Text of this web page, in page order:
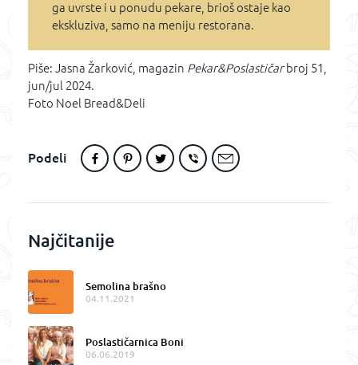
ga uvrste i u ponudu pekare, brioš ostaje kao
ekskluziva, samo na meniju restorana.
Piše: Jasna Žarković, magazin Pekar&Poslastičarbroj 51,
jun/jul 2024.
Foto Noel Bread&Deli
Podeli
Najčitanije
Semolina brašno
04.11.2021
Poslastičarnica Boni
06.06.2019